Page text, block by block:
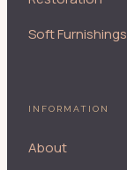
Soft Furnishings
INFORMATION
About